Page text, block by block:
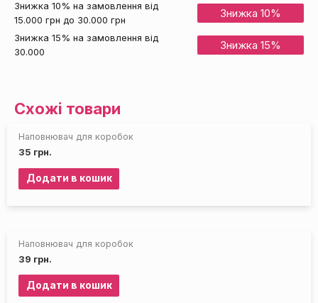
Знижка 10% на замовлення від
15.000 грн до 30.000 грн
Знижка 10%
Знижка 15% на замовлення від
30.000
Знижка 15%
Схожі товари
Наповнювач для коробок
35 грн.
Додати в кошик
Наповнювач для коробок
39 грн.
Додати в кошик